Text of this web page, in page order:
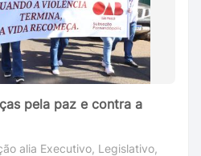
pela paz e contra a
alia Executivo, Legislativo,